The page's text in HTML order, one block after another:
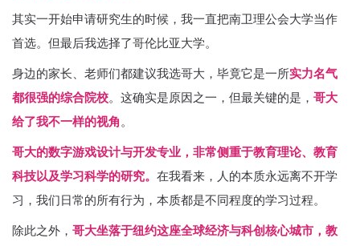
其实一开始申请研究生的时候，我一直把南卫理公会大学当作
首选。但最后我选择了哥伦比亚大学。
身边的家长、老师们都建议我选哥大，毕竟它是一所实力名气
都很强的综合院校。这确实是原因之一，但最关键的是， 哥大
给了我不一样的视角。
哥大的数字游戏设计与开发专业，非常侧重于教育理论、教育
科技以及学习科学的研究。 在我看来，人的本质永远离不开学
习，我们日常的所有行为，本质都是不同程度的学习过程。
除此之外， 哥大坐落于纽约这座全球经济与科创核心城市，教